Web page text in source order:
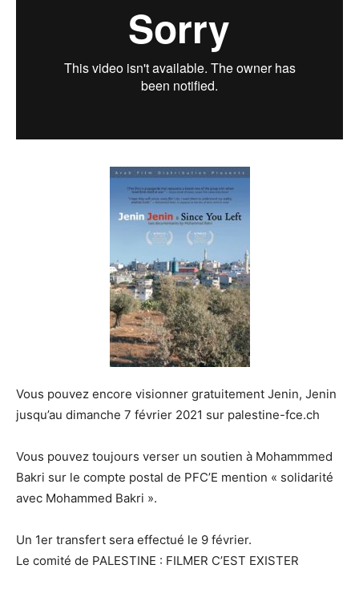
Vous pouvez encore visionner gratuitement Jenin, Jenin
jusqu’au dimanche 7 février 2021 sur palestine-fce.ch
Vous pouvez toujours verser un soutien à Mohammmed
Bakri sur le compte postal de PFC’E mention « solidarité
avec Mohammed Bakri ».
Un 1er transfert sera effectué le 9 février.
Le comité de PALESTINE : FILMER C’EST EXISTER